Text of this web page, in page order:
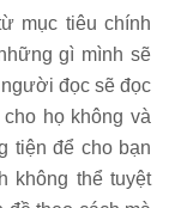
mục tiêu chính
gì mình sẽ
đọc sẽ đọc
họ không và
tiện để cho bạn
không thể tuyệt